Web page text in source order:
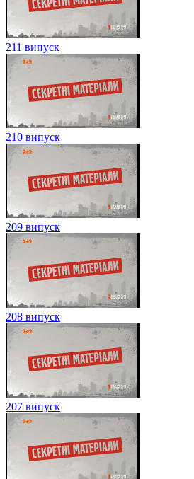
211 випуск
210 випуск
209 випуск
208 випуск
207 випуск